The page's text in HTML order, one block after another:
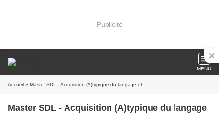
Publicité
MENU
Accueil » Master SDL - Acquisition (A)typique du langage et...
Master SDL - Acquisition (A)typique du langage